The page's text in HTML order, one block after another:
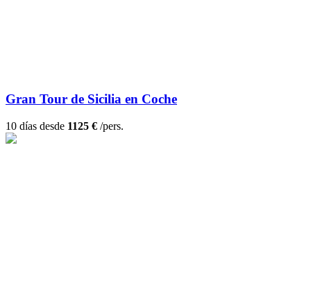
Gran Tour de Sicilia en Coche
10 días desde 1125 € /pers.